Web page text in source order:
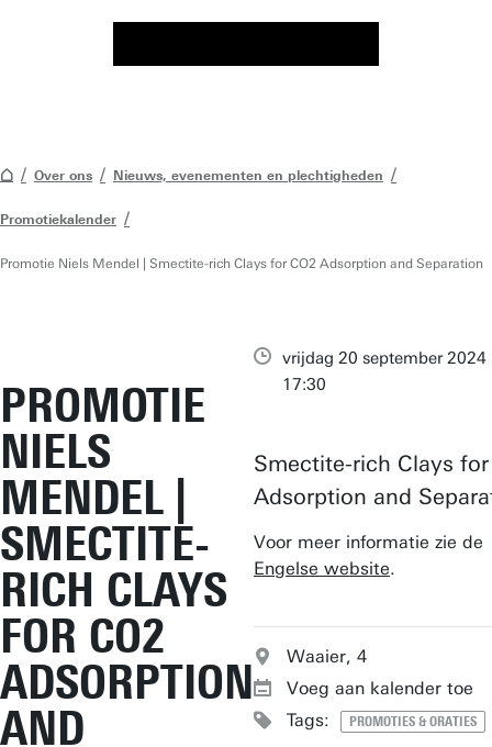
Over ons Nieuws, evenementen en plechtigheden
Promotiekalender
Promotie Niels Mendel | Smectite-rich Clays for CO2 Adsorption and Separation
PROMOTIE
NIELS
MENDEL |
SMECTITE-
RICH CLAYS
FOR CO2
ADSORPTION
AND
vrijdag 20 september 2024
17:30
Smectite-rich Clays
Adsorption and
Voor meer informatie zie de
Engelse website.
Waaier, 4
Voeg aan kalender toe
Tags:
PROMOTIES & ORATIES